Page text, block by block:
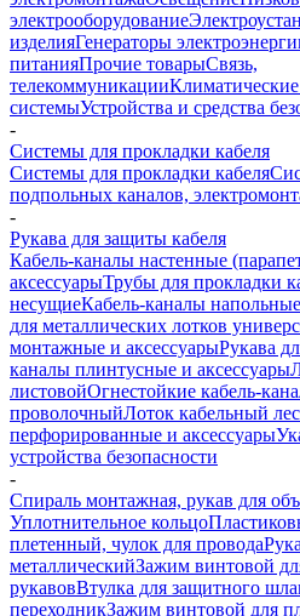
электрооборудование
изделияГенераторы
питанияПрочие товарыСвязь,
телекоммуникации
системыУстройства и средства
-
Системы для прокладки кабеля
Системы для прокладки кабеля
подпольных каналов,
-
Рукава для защиты кабеля
Кабель-каналы настенные
аксессуарыТрубы для прокладки
несущиеКабель-каналы
для металлических лотков
монтажные и аксессуарыРукава
каналы плинтусные и аксессуары
листовойОгнестойкие кабель-
проволочныйЛоток кабельный
перфорированные и аксессуары
устройства безопасности
-
Спираль монтажная, рукав для
Уплотнительное кольцо
плетенный, чулок для провода
металлическийЗажим винтовой
рукавовВтулка для защитного
переходникЗажим винтовой для